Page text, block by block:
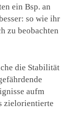
ein Bsp. an
so wie ihr
zu beobachten
die Stabilität
aufm
zielorientierte